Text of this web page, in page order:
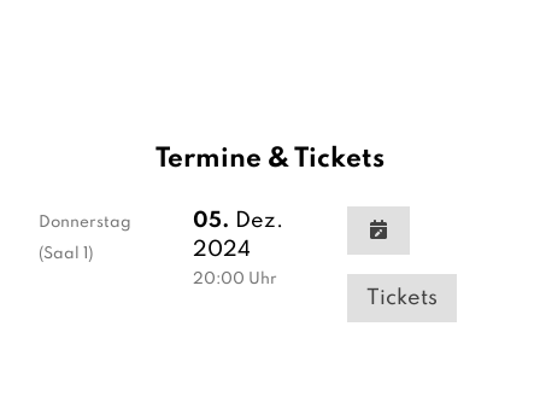
Termine & Tickets
Donnerstag
(Saal 1)
05. Dez.
2024
20:00 Uhr
Tickets